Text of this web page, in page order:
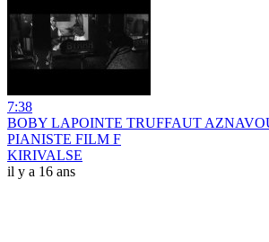
7:38
BOBY LAPOINTE TRUFFAUT
PIANISTE FILM F
KIRIVALSE
il y a 16 ans